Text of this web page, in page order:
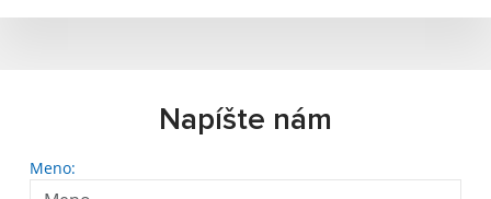
Napíšte nám
Meno: